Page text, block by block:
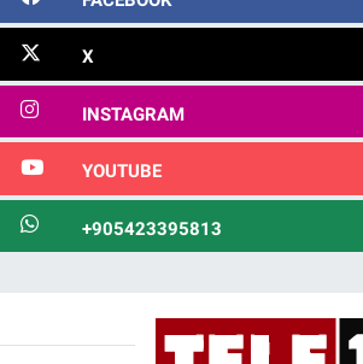
X
INSTAGRAM
YOUTUBE
+905423395813